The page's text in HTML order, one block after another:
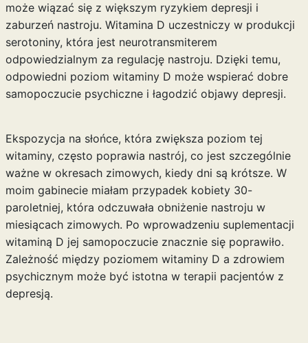
może wiązać się z większym ryzykiem depresji i
zaburzeń nastroju. Witamina D uczestniczy w produkcji
serotoniny, która jest neurotransmiterem
odpowiedzialnym za regulację nastroju. Dzięki temu,
odpowiedni poziom witaminy D może wspierać dobre
samopoczucie psychiczne i łagodzić objawy depresji.
Ekspozycja na słońce, która zwiększa poziom tej
witaminy, często poprawia nastrój, co jest szczególnie
ważne w okresach zimowych, kiedy dni są krótsze. W
moim gabinecie miałam przypadek kobiety 30-
paroletniej, która odczuwała obniżenie nastroju w
miesiącach zimowych. Po wprowadzeniu suplementacji
witaminą D jej samopoczucie znacznie się poprawiło.
Zależność między poziomem witaminy D a zdrowiem
psychicznym może być istotna w terapii pacjentów z
depresją.